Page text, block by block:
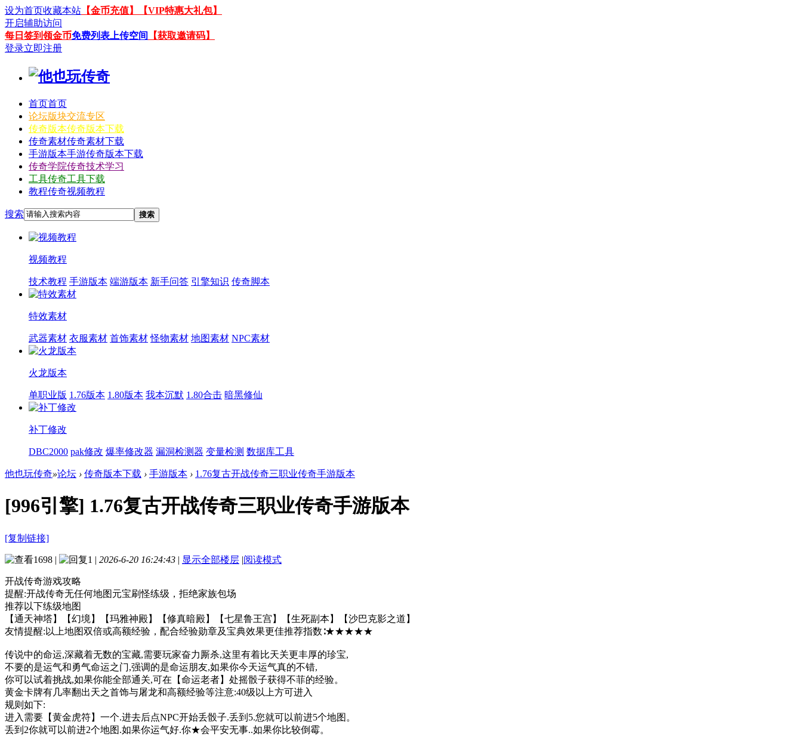
设为首页收藏本站 【金币充值】
【VIP特惠大礼包】
开启辅助访问
每日签到领金币免费列表上传空间
【获取邀请码】
登录立即注册
首页首页
论坛版块交流专区
传奇版本传奇版本下载
传奇素材传奇素材下载
手游版本手游传奇版本下载
传奇学院传奇技术学习
工具传奇工具下载
教程传奇视频教程
搜索 搜索
视频教程
技术教程 手游版本 端游版本 新手问答 引擎知识 传奇脚本
特效素材
武器素材 衣服素材 首饰素材 怪物素材 地图素材 NPC素材
火龙版本
单职业版 1.76版本 1.80版本 我本沉默 1.80合击 暗黑修仙
补丁修改
DBC2000 pak修改 爆率修改器 漏洞检测器 变量检测 数据库工具
他也玩传奇»论坛 › 传奇版本下载 › 手游版本 › 1.76复古开战传奇三职业传奇手游版本
[996引擎] 1.76复古开战传奇三职业传奇手游版本
[复制链接]
1698 | 1 | 2026-6-20 16:24:43 | 显示全部楼层 |阅读模式
开战传奇游戏攻略
提醒:开战传奇无任何地图元宝刷怪练级，拒绝家族包场
推荐以下练级地图
【通天神塔】【幻境】【玛雅神殿】【修真暗殿】【七星鲁王宫】【生死副本】【沙巴克影之道】
友情提醒:以上地图双倍或高额经验，配合经验勋章及宝典效果更佳推荐指数∶★★★★★
传说中的命运,深藏着无数的宝藏,需要玩家奋力厮杀,这里有着比天关更丰厚的珍宝,
不要的是运气和勇气命运之门,强调的是命运朋友,如果你今天运气真的不错,
你可以试着挑战,如果你能全部通关,可在【命运老者】处摇骰子获得不菲的经验。
黄金卡牌有几率翻出天之首饰与屠龙和高额经验等注意:40级以上方可进入
规则如下:
进入需要【黄金虎符】一个.进去后点NPC开始丢骰子.丢到5.您就可以前进5个地图。
丢到2你就可以前进2个地图.如果你运气好.你★会平安无事..如果你比较倒霉。